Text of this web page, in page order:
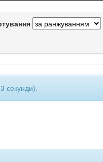
секунди).